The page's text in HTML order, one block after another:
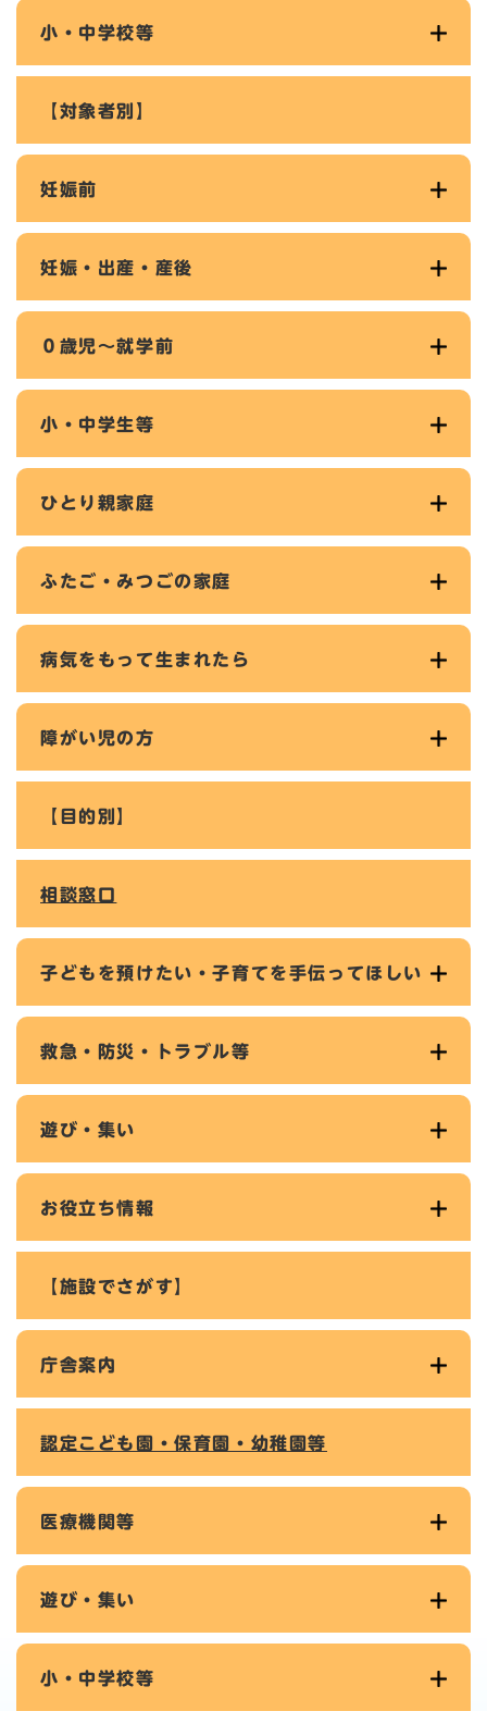
小・中学校等
【対象者別】
妊娠前
妊娠・出産・産後
０歳児～就学前
小・中学生等
ひとり親家庭
ふたご・みつごの家庭
病気をもって生まれたら
障がい児の方
【目的別】
相談窓口
子どもを預けたい・子育てを手伝ってほしい
救急・防災・トラブル等
遊び・集い
お役立ち情報
【施設でさがす】
庁舎案内
認定こども園・保育園・幼稚園等
医療機関等
遊び・集い
小・中学校等